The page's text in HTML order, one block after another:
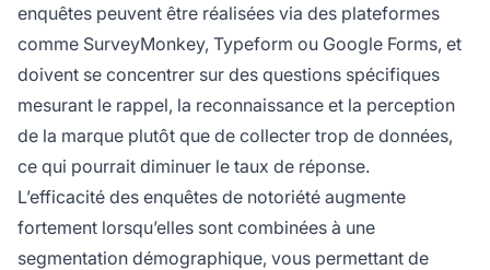
enquêtes peuvent être réalisées via des plateformes
comme SurveyMonkey, Typeform ou Google Forms, et
doivent se concentrer sur des questions spécifiques
mesurant le rappel, la reconnaissance et la perception
de la marque plutôt que de collecter trop de données,
ce qui pourrait diminuer le taux de réponse.
L’efficacité des enquêtes de notoriété augmente
fortement lorsqu’elles sont combinées à une
segmentation démographique, vous permettant de